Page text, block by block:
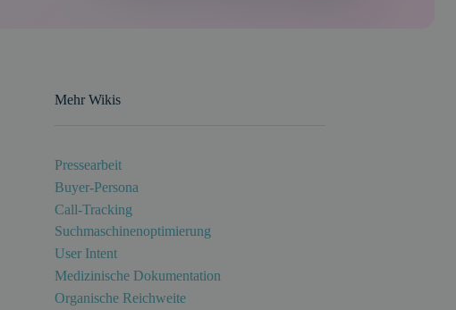
Mehr Wikis
Pressearbeit
Buyer-Persona
Call-Tracking
Suchmaschinenoptimierung
User Intent
Medizinische Dokumentation
Organische Reichweite